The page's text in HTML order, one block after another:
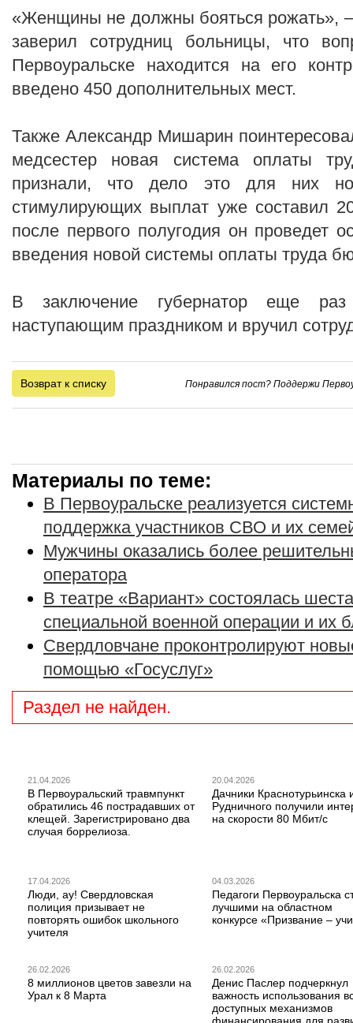
«Женщины не должны бояться рожать»,
заверил сотрудниц больницы, что
Первоуральске находится на его
введено 450 дополнительных мест.
Также Александр Мишарин
медсестер новая система оплаты
признали, что дело это для них
стимулирующих выплат уже составил
после первого полугодия он проведет
введения новой системы оплаты труда
В заключение губернатор еще
наступающим праздником и вручил
Возврат к списку Понравился пост? Поддержи
Материалы по теме:
В Первоуральске реализуется
поддержка участников СВО и их
Мужчины оказались более
оператора
В театре «Вариант» состоялась
специальной военной операции и их
Свердловчане проконтролируют
помощью «Госуслуг»
Раздел не найден.
21.04.2026
В Первоуральский травмпункт
обратились 46 пострадавших от
клещей. Зарегистрировано два
случая боррелиоза.
20.04.2026
Дачники Краснотурьинска
Рудничного получили
на скорости 80 Мбит/с
17.04.2026
Люди, ау! Свердловская
полиция призывает не
повторять ошибок школьного
учителя
04.03.2026
Педагоги Первоуральска
лучшими на областном
конкурсе «Призвание –
26.02.2026
8 миллионов цветов завезли на
Урал к 8 Марта
26.02.2026
Денис Паслер подчеркнул
важность использования
доступных механизмов
финансирования для